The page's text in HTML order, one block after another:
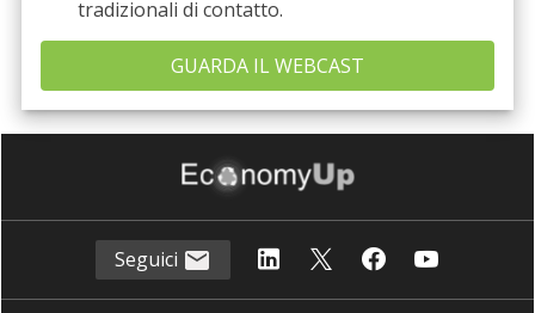
tradizionali di contatto.
Seguici